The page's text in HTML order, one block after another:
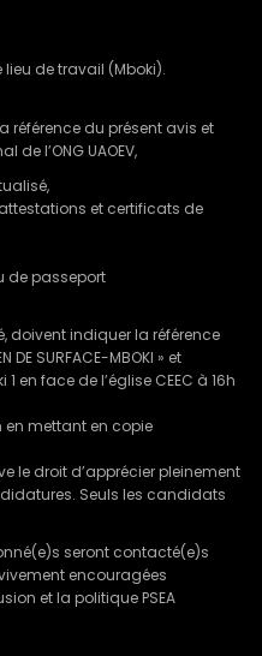
lieu de travail (Mboki).
référence du présent avis et
l’ONG UAOEV,
et certificats de
de passeport
doivent indiquer la référence
SURFACE-MBOKI » et
1 en face de l’église CEEC à 16h
en mettant en copie
le droit d’apprécier pleinement
Seuls les candidats
seront contacté(e)s
encouragées
et la politique PSEA